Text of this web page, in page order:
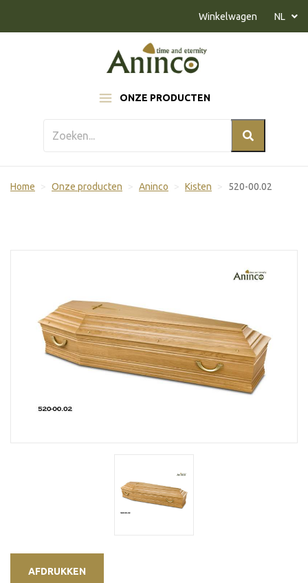
ONZE PRODUCTEN
Winkelwagen NL
Home Onze producten Aninco Kisten 520-00.02
AFDRUKKEN